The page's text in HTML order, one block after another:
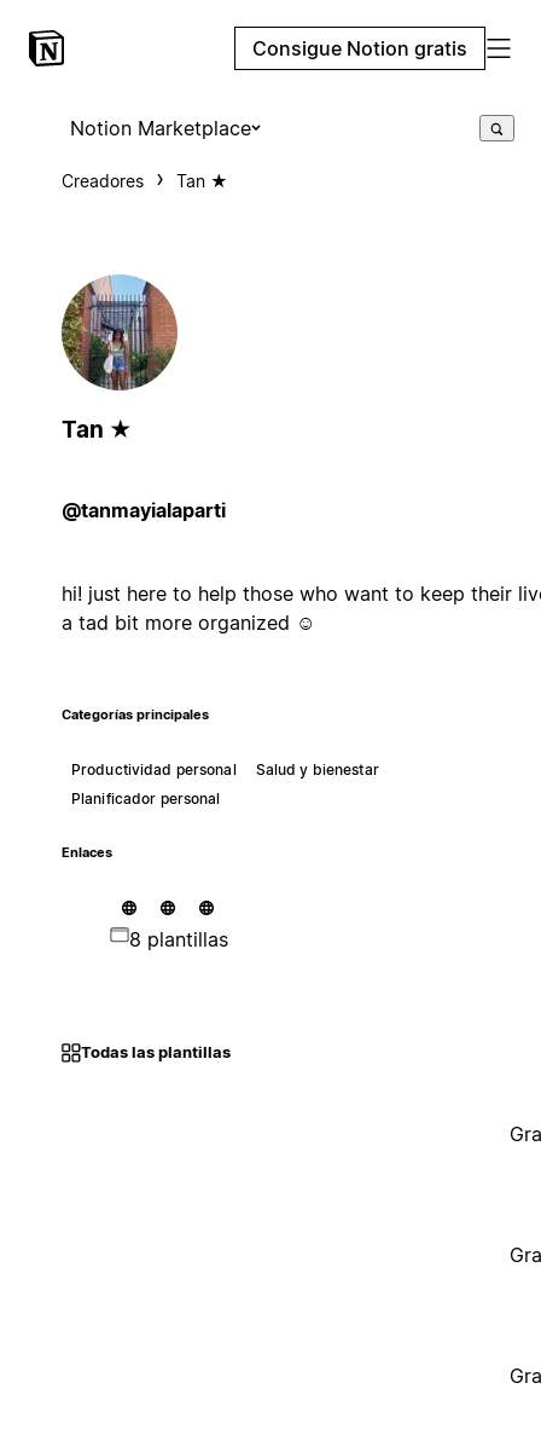
Consigue Notion gratis
Notion Marketplace
Creadores Tan ★
Tan ★
@tanmayialaparti
hi! just here to help those who want to keep their
a tad bit more organized ☺
Categorías principales
Productividad personal
Salud y bienestar
Planificador personal
Enlaces
8 plantillas
Todas las plantillas